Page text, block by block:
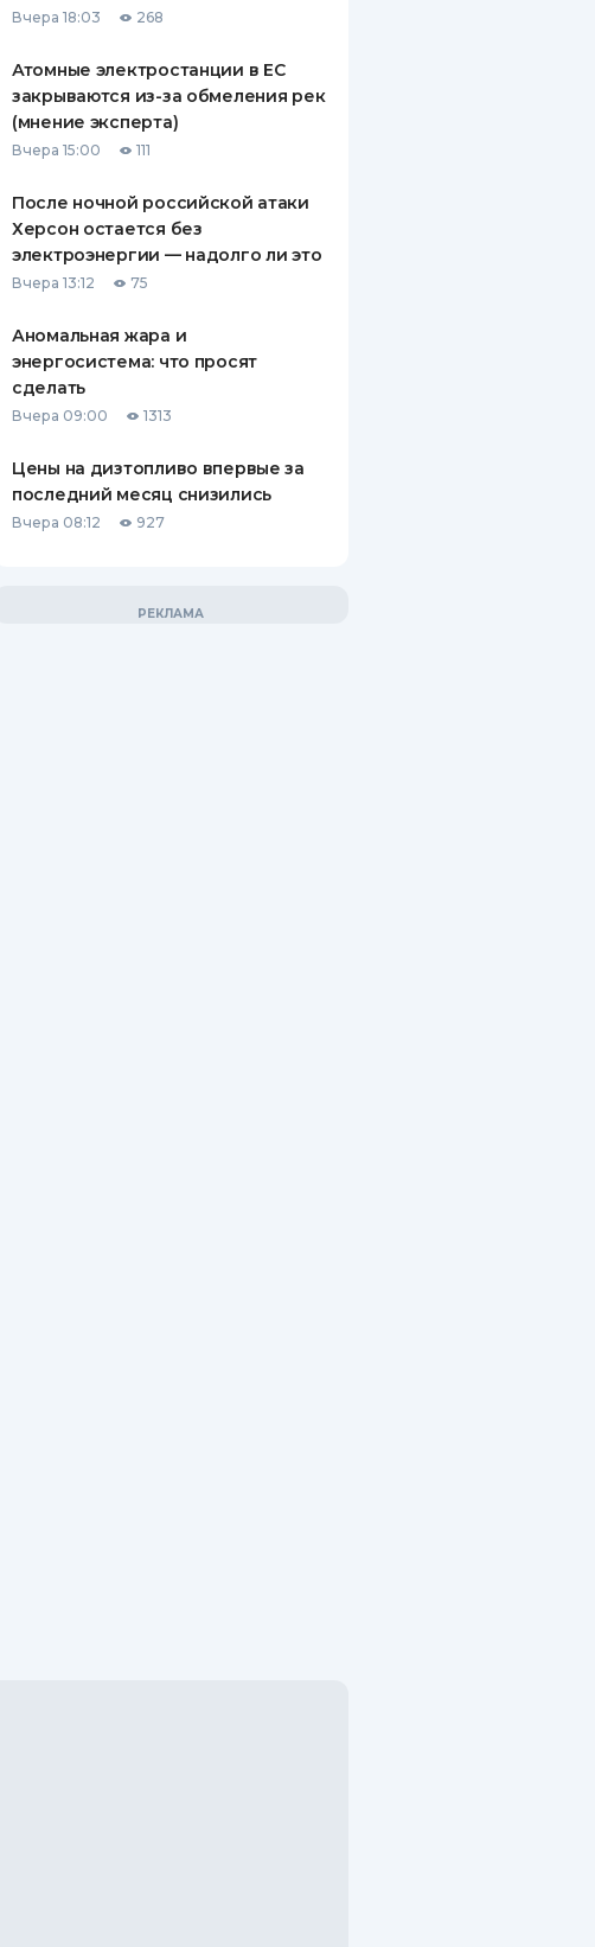
ВСЕ СТРАХОВЫЕ ПОЛИСЫ
СТРАХОВЫЕ КОМПАНИИ
ОТЗЫВЫ О СТРАХОВЫХ
КОМПАНИЯХ
Вчера 18:03 268
Атомные электростанции в ЕС
закрываются из-за обмеления рек
(мнение эксперта)
Вчера 15:00 111
После ночной российской атаки
Херсон остается без
электроэнергии — надолго ли это
Вчера 13:12 75
Аномальная жара и
энергосистема: что просят
сделать
Вчера 09:00 1313
Цены на дизтопливо впервые за
последний месяц снизились
Вчера 08:12 927